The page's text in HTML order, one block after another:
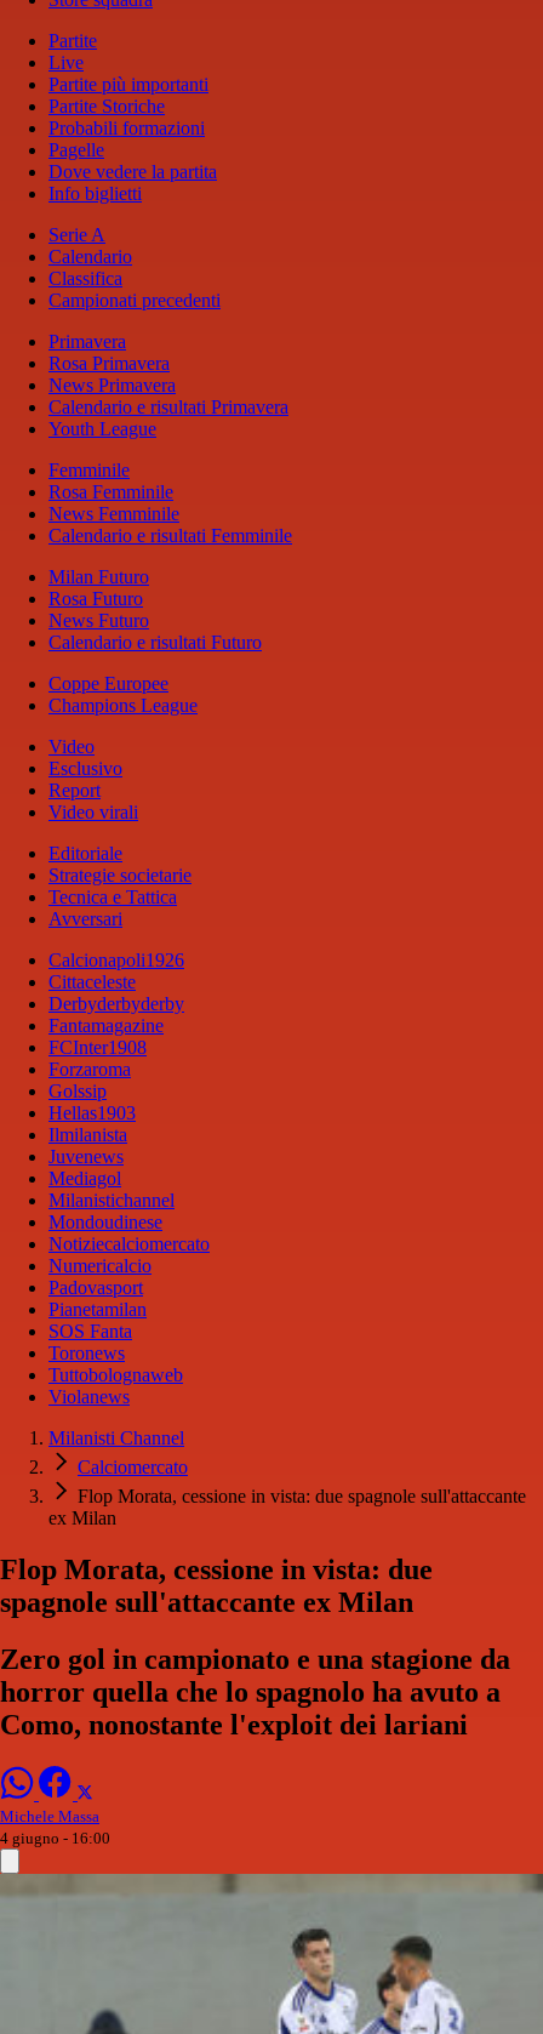
Partite
Live
Partite più importanti
Partite Storiche
Probabili formazioni
Pagelle
Dove vedere la partita
Info biglietti
Serie A
Calendario
Classifica
Campionati precedenti
Primavera
Rosa Primavera
News Primavera
Calendario e risultati Primavera
Youth League
Femminile
Rosa Femminile
News Femminile
Calendario e risultati Femminile
Milan Futuro
Rosa Futuro
News Futuro
Calendario e risultati Futuro
Coppe Europee
Champions League
Video
Esclusivo
Report
Video virali
Editoriale
Strategie societarie
Tecnica e Tattica
Avversari
Calcionapoli1926
Cittaceleste
Derbyderbyderby
Fantamagazine
FCInter1908
Forzaroma
Golssip
Hellas1903
Ilmilanista
Juvenews
Mediagol
Milanistichannel
Mondoudinese
Notiziecalciomercato
Numericalcio
Padovasport
Pianetamilan
SOS Fanta
Toronews
Tuttobolognaweb
Violanews
Milanisti Channel
Calciomercato
Flop Morata, cessione in vista: due spagnole sull'attaccante
ex Milan
Flop Morata, cessione in vista: due
spagnole sull'attaccante ex Milan
Zero gol in campionato e una stagione da
horror quella che lo spagnolo ha avuto a
Como, nonostante l'exploit dei lariani
Michele Massa
4 giugno - 16:00